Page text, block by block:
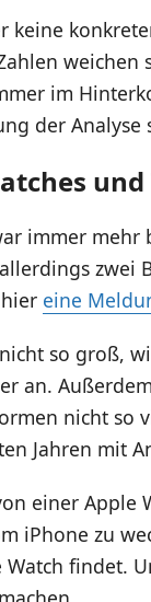
keine
weichen
im
der
und
immer
zwei
eine
so groß,
an.
nicht so
Jahren mit
einer Apple
iPhone zu
findet.